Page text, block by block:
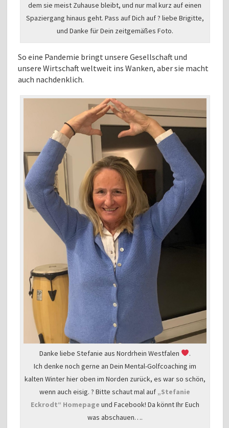
dem sie meist Zuhause bleibt, und nur mal kurz auf einen
Spaziergang hinaus geht. Pass auf Dich auf ? liebe Brigitte,
und Danke für Dein zeitgemäßes Foto.
So eine Pandemie bringt unsere Gesellschaft und
unsere Wirtschaft weltweit ins Wanken, aber sie macht
auch nachdenklich.
Danke liebe Stefanie aus Nordrhein Westfalen
.
Ich denke noch gerne an Dein Mental-Golfcoaching im
kalten Winter hier oben im Norden zurück, es war so schön,
wenn auch eisig. ? Bitte schaut mal auf „Stefanie
Eckrodt“ Homepage und Facebook! Da könnt Ihr Euch
was abschauen….